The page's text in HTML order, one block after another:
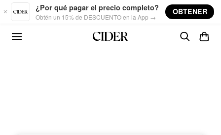
Skip to main content
¿Por qué pagar el precio completo?
Obtén un 15% de DESCUENTO en la App →
OBTENER